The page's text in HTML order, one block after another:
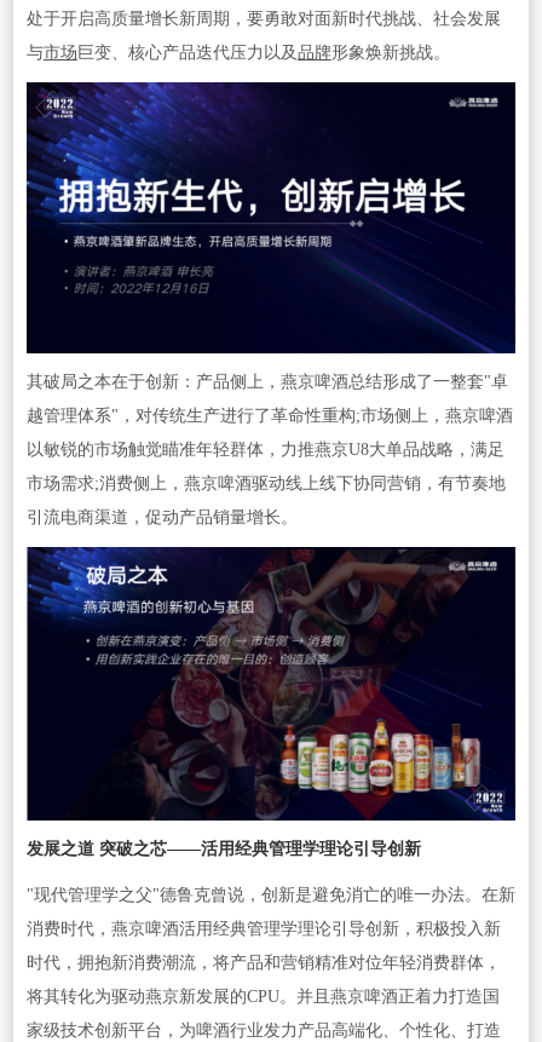
处于开启高质量增长新周期，要勇敢对面新时代挑战、社会发展
与市场 巨变、核心产品迭代压力以及品牌形象焕新挑战。
其破局之本在于创新：产品侧上，燕京啤酒总结形成了一整套"卓
越管理体系"，对传统生产进行了革命性重构;市场侧上，燕京啤酒
以敏锐的市场触觉瞄准年轻群体，力推燕京U8大单品战略，满足
市场需求;消费侧上，燕京啤酒驱动线上线下协同营销，有节奏地
引流电商渠道，促动产品销量增长。
发展之道 突破之芯——活用经典管理学理论引导创新
"现代管理学之父"德鲁克曾说，创新是避免消亡的唯一办法。在新
消费时代，燕京啤酒活用经典管理学理论引导创新，积极投入新
时代，拥抱新消费潮流，将产品和营销精准对位年轻消费群体，
将其转化为驱动燕京新发展的CPU。并且燕京啤酒正着力打造国
家级技术创新平台，为啤酒行业发力产品高端化、个性化、打造